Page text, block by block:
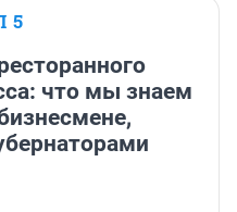
5
что мы знаем